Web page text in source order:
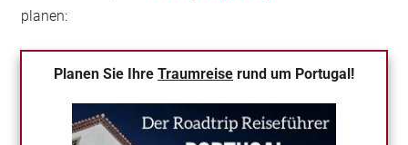
planen:
Planen Sie Ihre Traumreise rund um Portugal!